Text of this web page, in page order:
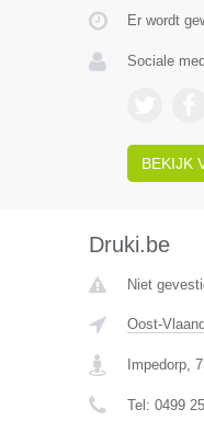
Er wordt
Sociale
BEKIJK
Druki.be
Niet
Oost-
Impedorp,
Tel: 0499